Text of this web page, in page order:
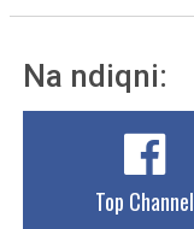
Na ndiqni:
Top Channel